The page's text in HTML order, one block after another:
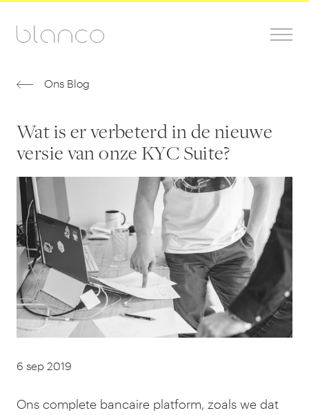
Ons Blog
Wat is er verbeterd in de nieuwe
versie van onze KYC Suite?
6 sep 2019
Ons complete bancaire platform, zoals we dat